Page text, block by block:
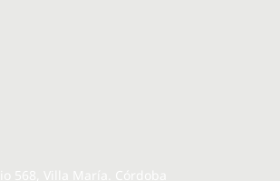
568, Villa María. Córdoba